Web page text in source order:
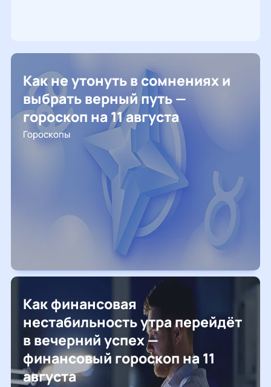
Как не утонуть в сомнениях и
выбрать верный путь —
гороскоп на 11 августа
Гороскопы
Как финансовая
нестабильность утра перейдёт
в вечерний успех —
финансовый гороскоп на 11
августа